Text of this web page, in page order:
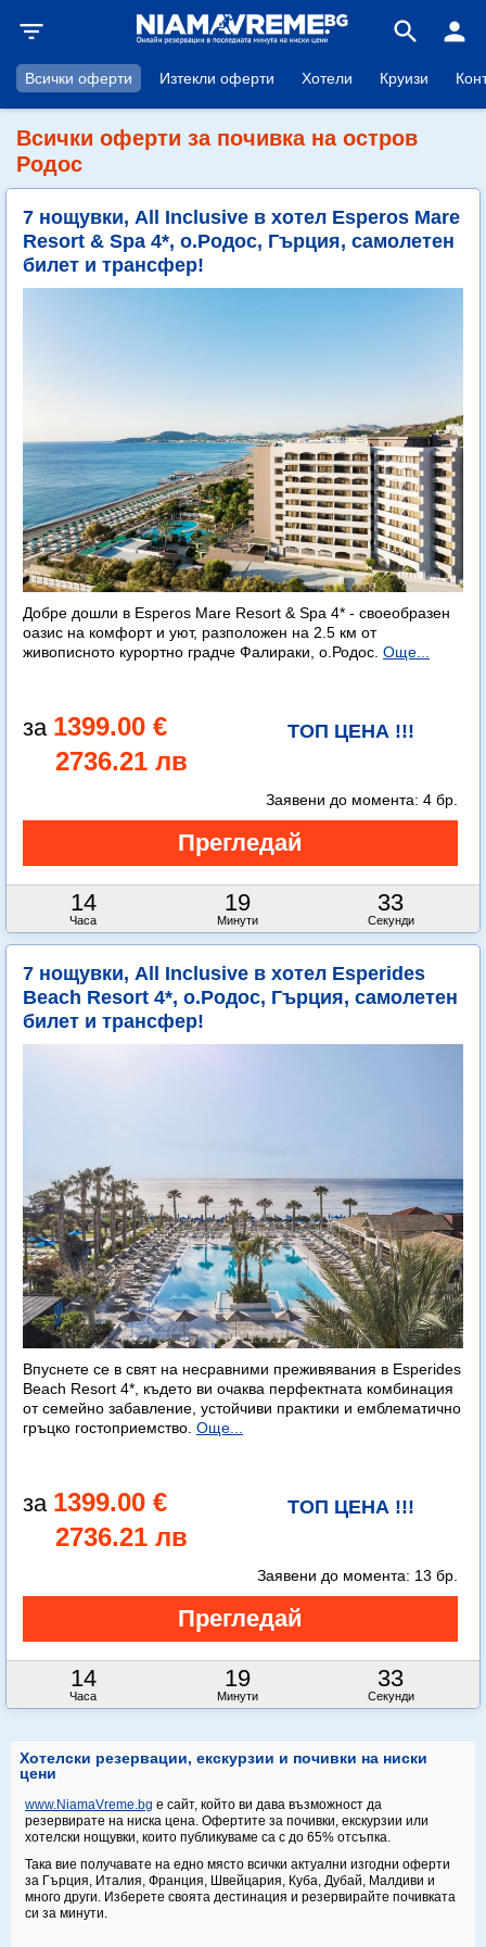
filter_list search person
Всички оферти Изтекли оферти Хотели Круизи
Всички оферти за почивка на остров
Родос
7 нощувки, All Inclusive в хотел Esperos Mare
Resort & Spa 4*, о.Родос, Гърция, самолетен
билет и трансфер!
Добре дошли в Esperos Mare Resort & Spa 4* - своеобразен
оазис на комфорт и уют, разположен на 2.5 км от
живописното курортно градче Фалираки, о.Родос. Още...
1399.00 €
2736.21 лв
ТОП ЦЕНА !!!
14
Часа
19
Минути
33
Секунди
Заявени до момента: 4 бр.
7 нощувки, All Inclusive в хотел Esperides
Beach Resort 4*, о.Родос, Гърция, самолетен
билет и трансфер!
Впуснете се в свят на несравними преживявания в Esperides
Beach Resort 4*, където ви очаква перфектната комбинация
от семейно забавление, устойчиви практики и емблематично
гръцко гостоприемство. Още...
1399.00 €
2736.21 лв
ТОП ЦЕНА !!!
14
Часа
19
Минути
33
Секунди
Заявени до момента: 13 бр.
Хотелски резервации, екскурзии и почивки на ниски
цени
www.NiamaVreme.bg е сайт, който ви дава възможност да
резервирате на ниска цена. Офертите за почивки, екскурзии или
хотелски нощувки, които публикуваме са с до 65% отсъпка.
Така вие получавате на едно място всички актуални изгодни оферти
за Гърция, Италия, Франция, Швейцария, Куба, Дубай, Малдиви и
много други. Изберете своята дестинация и резервирайте почивката
си за минути.